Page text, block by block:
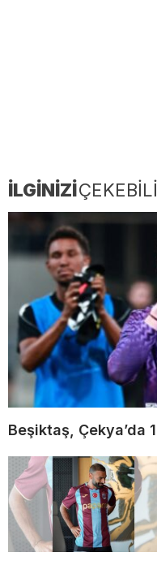
İLGİNİZİ
Beşiktaş, Çekya’da